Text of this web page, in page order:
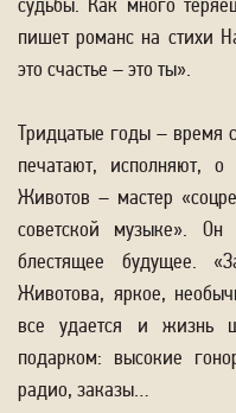
судьбы. Как много
пишет романс на стихи
это счастье – это ты».
Тридцатые годы – время
печатают, исполняют, о
Животов – мастер
советской музыке».
блестящее будущее.
Животова, яркое,
все удается и жизнь
подарком: высокие
радио, заказы…